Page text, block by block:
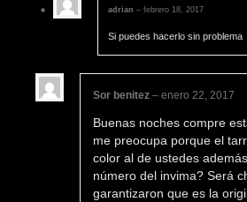
adrian – febrero 18, 2017
Si puedes hacerlo sin problema
Sor benitez – enero 22, 2017
Buenas noches compre
me preocupa porque el
color al de ustedes
número del invima? Será
garantizaron que es la